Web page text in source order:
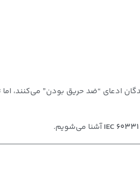
ادعای “ضد حریق بودن” می‌کنند، اما
آشنا می‌شویم.